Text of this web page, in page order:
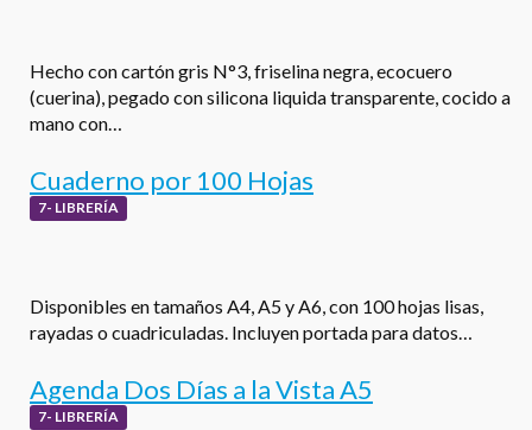
Hecho con cartón gris N°3, friselina negra, ecocuero
(cuerina), pegado con silicona liquida transparente, cocido a
mano con…
Cuaderno por 100 Hojas
7- LIBRERÍA
Disponibles en tamaños A4, A5 y A6, con 100 hojas lisas,
rayadas o cuadriculadas. Incluyen portada para datos…
Agenda Dos Días a la Vista A5
7- LIBRERÍA